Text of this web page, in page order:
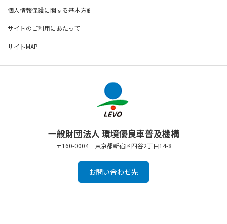
個人情報保護に関する基本方針
サイトのご利用にあたって
サイトMAP
一般財団法人 環境優良車普及機構
〒160-0004 東京都新宿区四谷2丁目14-8
お問い合わせ先